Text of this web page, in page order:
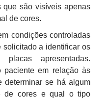
que são visíveis apenas
de cores.
condições controladas
a identificar os
apresentadas.
paciente em relação às
determinar se há algum
de cores e qual o tipo